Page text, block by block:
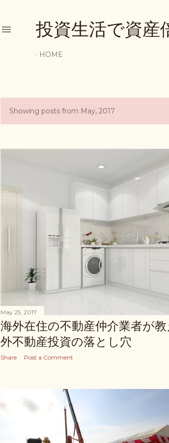
投資生活で資
HOME
P
s
Showing posts from May, 2017
May 25, 2017
海外在住の不動産仲介業者が
外不動産投資の落とし穴
Share Post a Comment